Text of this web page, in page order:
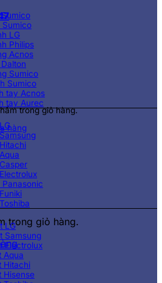
trong giỏ hàng.
hàng
trong giỏ hàng.
Sumico
LG
Philips
Acnos
Sumico
Sumico
tay Acnos
tay Aurec
LG
Samsung
Electrolux
Aqua
Hitachi
Hisense